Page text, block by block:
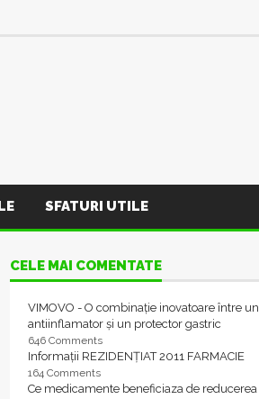
SFATURI UTILE
CELE MAI COMENTATE
VIMOVO - O combinație inovatoare între un
antiinflamator și un protector gastric
646 Comments
Informații REZIDENȚIAT 2011 FARMACIE
164 Comments
Ce medicamente beneficiaza de reducerea